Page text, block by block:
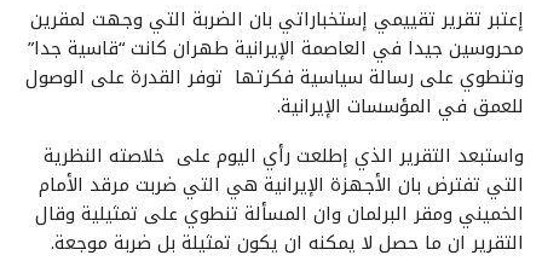
إعتبر تقرير تقييمي إستخباراتي بان الضربة التي وجهت لمقرين
محروسين جيدا في العاصمة الإيرانية طهران كانت “قاسية جدا”
وتنطوي على رسالة سياسية فكرتها توفر القدرة على الوصول
للعمق في المؤسسات الإيرانية.
واستبعد التقرير الذي إطلعت رأي اليوم على خلاصته النظرية
التي تفترض بان الأجهزة الإيرانية هي التي ضربت مرقد الأمام
الخميني ومقر البرلمان وان المسألة تنطوي على تمثيلية وقال
التقرير ان ما حصل لا يمكنه ان يكون تمثيلة بل ضربة موجعة.